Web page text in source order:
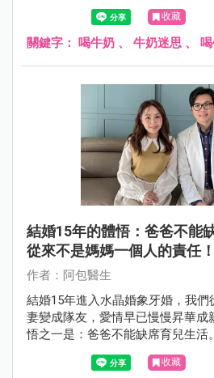
收藏
關鍵字： 喝牛奶 、 牛奶迷思 、
結婚15年的體悟：爸爸不能
從來不是媽媽一個人的責任！
作者：阿包醫生
結婚15年進入水晶婚象牙婚，我
妻變成隊友，愛情早已慢慢昇華成
悟之一是：爸爸不能缺席育兒生活。
收藏